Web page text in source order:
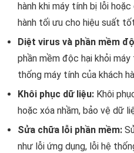
hành khi máy tính bị lỗi
hành tối ưu cho hiệu suất
Diệt virus và phần mềm
phần mềm độc hại khỏi
thống máy tính của khách
Khôi phục dữ liệu: Khôi
hoặc xóa nhầm, bảo vệ dữ
Sửa chữa lỗi phần mềm:
như lỗi ứng dụng, lỗi hệ